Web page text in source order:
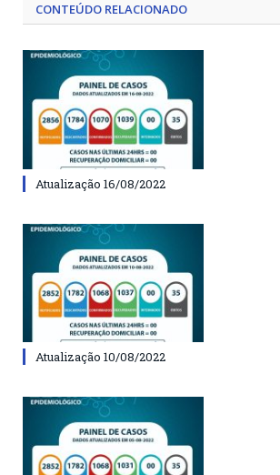
CONTEÚDO RELACIONADO
Atualização 16/08/2022
Atualização 10/08/2022